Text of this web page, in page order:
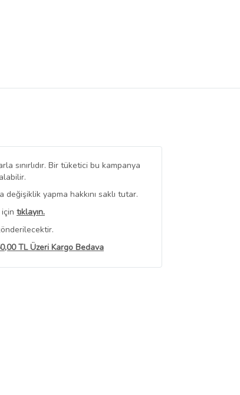
sınırlıdır. Bir tüketici bu kampanya
yapma hakkını saklı tutar.
tıklayın.
TL Üzeri Kargo Bedava